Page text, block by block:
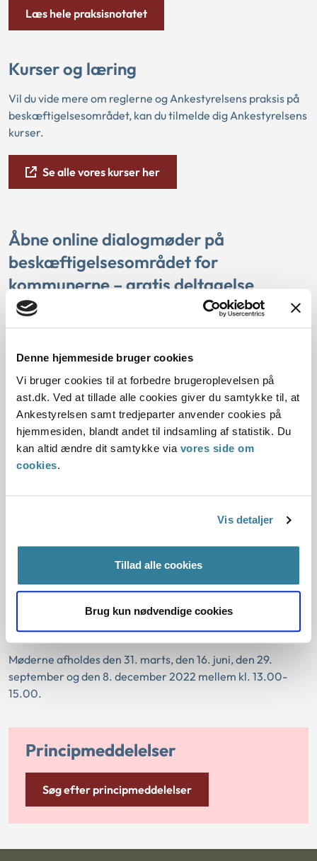
Denne hjemmeside bruger cookies
Vi bruger cookies til at forbedre brugeroplevelsen på
ast.dk. Ved at tillade alle cookies giver du samtykke til, at
Ankestyrelsen samt tredjeparter anvender cookies på
hjemmesiden, blandt andet til indsamling af statistik. Du
kan altid ændre dit samtykke via vores side om
cookies.
Vis detaljer
Tillad alle cookies
Brug kun nødvendige cookies
Læs hele praksisnotatet
Kurser og læring
Vil du vide mere om reglerne og Ankestyrelsens praksis på
beskæftigelsesområdet, kan du tilmelde dig Ankestyrelsens
kurser.
Se alle vores kurser her
Åbne online dialogmøder på
beskæftigelsesområdet for
kommunerne – gratis deltagelse
Ankestyrelsen inviterer igen til virtuelle dialogmøder i 2022
om den nyeste praksis inden for sygedagpenge,
og kontanthjælp.
Dialogmøderne er for faglige ledere/fagkoordinatorer i
kommunernes jobcentre og ydelseskontorer, som gerne vil
opdateres på den nyeste praksis inden for
beskæftigelsesområdet.
temaerne for det enkle dialogmøde vil kunne ses på
hjemmesiden 10 dage før dialogmødet. Når temaerne for
dialogmødet er offentliggjort på hjemmesiden, kan du
tilmelde dig dialogmødet. Du kan tilmelde dig dialogmødet
indtil dagen før mødet.
Tidspunkterne for dialogmøderne er fastlagt, og det
betyder, at du allerede nu kan sørge for at afsætte tid til
dialogmøderne i din kalender.
Møderne afholdes den 31. marts, den 16. juni, den 29.
september og den 8. december 2022 mellem kl. 13.00-
15.00.
Principmeddelelser
Søg efter principmeddelelser